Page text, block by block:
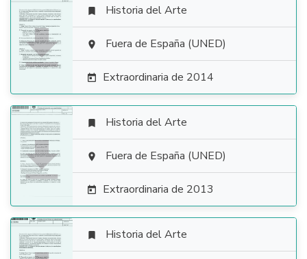

 Historia del Arte
 Fuera de España (UNED)
 Extraordinaria de 2014

 Historia del Arte
 Fuera de España (UNED)
 Extraordinaria de 2013
 Historia del Arte